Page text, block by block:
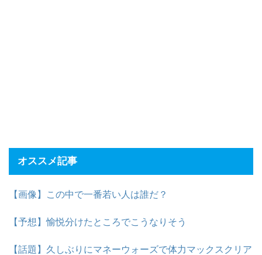
オススメ記事
【画像】この中で一番若い人は誰だ？
【予想】愉悦分けたところでこうなりそう
【話題】久しぶりにマネーウォーズで体力マックスクリア